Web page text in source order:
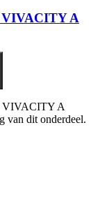
A
VIVACITY A
van dit onderdeel.